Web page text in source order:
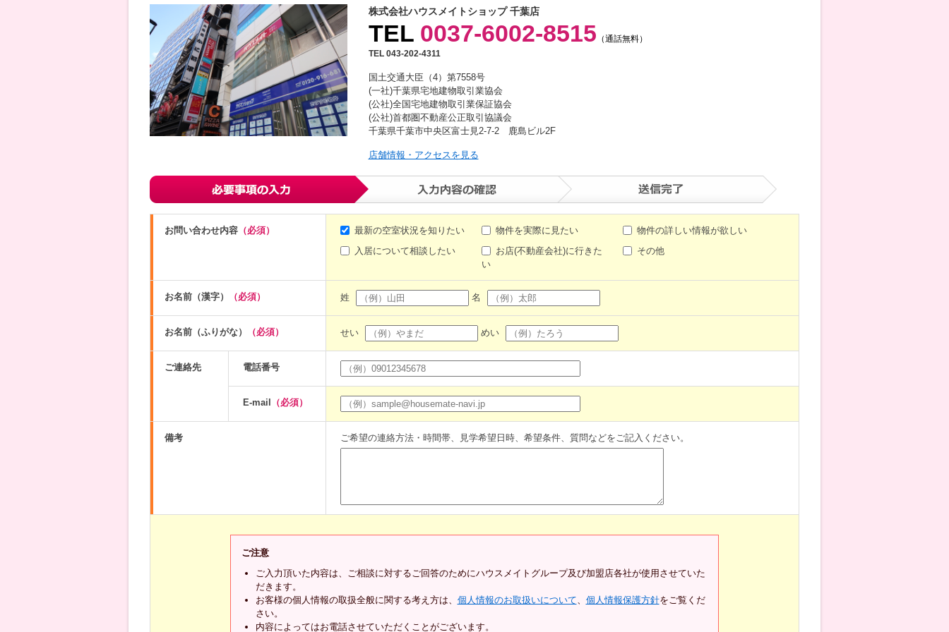
株式会社ハウスメイトショップ 千葉店
TEL 0037-6002-8515 （通話無料）
TEL 043-202-4311
国土交通大臣（4）第7558号
(一社)千葉県宅地建物取引業協会
(公社)全国宅地建物取引業保証協会
(公社)首都圏不動産公正取引協議会
千葉県千葉市中央区富士見2-7-2 鹿島ビル2F
店舗情報・アクセスを見る
お問い合わせ内容（必須） 最新の空室状況を知りたい 物件を実際に見たい
物件の詳しい情報が欲しい
入居について相談したい
お店(不動産会社)に行きた
い
その他
お名前（漢字） （必須） 姓 名
お名前（ふりがな） （必須） せい めい
ご連絡先 電話番号
E-mail （必須）
備考 ご希望の連絡方法・時間帯、見学希望日時、希望条件、質問などをご記入ください。
ご注意
ご入力頂いた内容は、ご相談に対するご回答のためにハウスメイトグループ及び加盟店各社が使用させていた
だきます。
お客様の個人情報の取扱全般に関する考え方は、 個人情報のお取扱いについて、 個人情報保護方針をご覧くだ
さい。
内容によってはお電話させていただくことがございます。